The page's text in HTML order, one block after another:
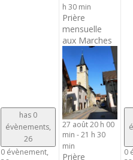
has 0
évènements,
26
0 évènement,
h 30 min
Prière
mensuelle
aux Marches
27 août 20 h 00
min -21 h 30
min
Prière
0